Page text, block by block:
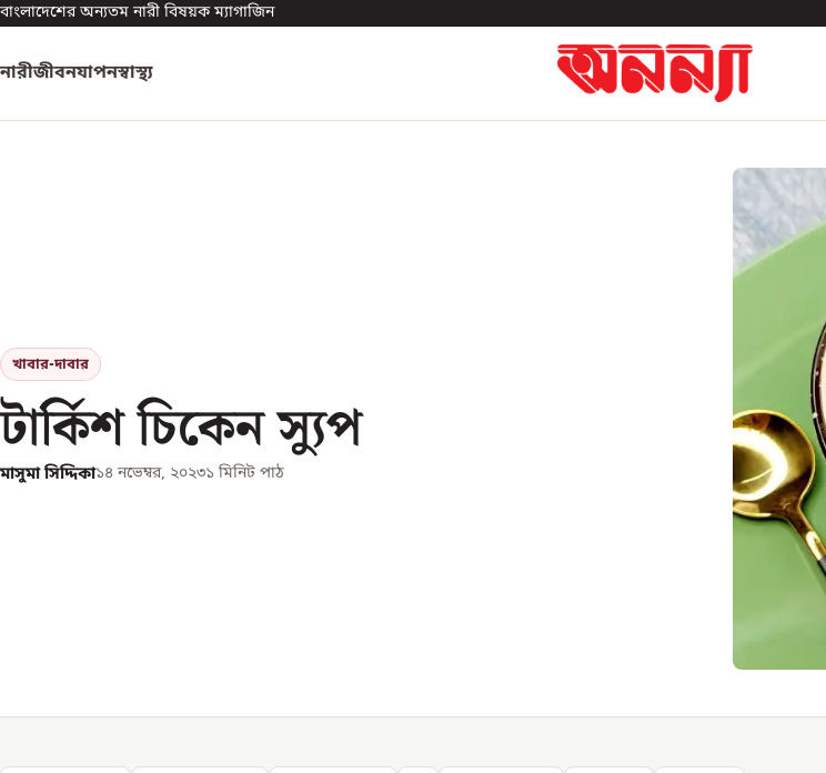
বাংলাদেশের অন্যতম নারী বিষয়ক ম্যাগাজিন
নারীজীবনযাপনস্বাস্থ্য
খাবার-দাবার
টার্কিশ চিকেন স্যুপ
মাসুমা সিদ্দিকা১৪ নভেম্বর, ২০২৩১ মিনিট পাঠ